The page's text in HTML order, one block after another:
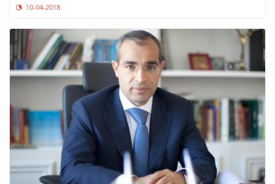
10-04-2018